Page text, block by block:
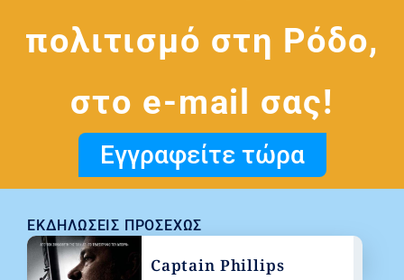
πολιτισμό στη Ρόδο,
στο e-mail σας!
Εγγραφείτε τώρα
ΕΚΔΗΛΏΣΕΙΣ ΠΡΟΣΕΧΏΣ
Captain Phillips